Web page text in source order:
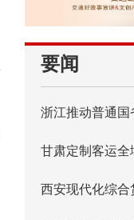
要闻
浙江推动普通
甘肃定制客运全
西安现代化综